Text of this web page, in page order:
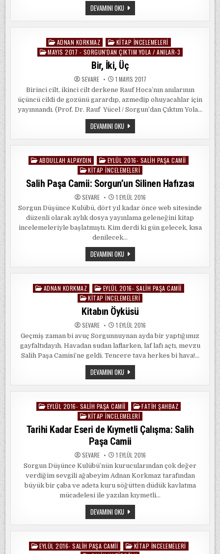
DEVAMINI OKUKITAP
İNCELEMESI:
“SORGUN’DAN
ÇIKTIM
–
ANILAR
3″
/
RAUF
YÜCEL
Posted
in
ADNAN KORKMAZ
KITAP İNCELEMELERI
MAYIS 2017 - SORGUN'DAN ÇIKTIM YOLA / ANILAR-3
Bir, İki, Üç
SEVARE 1 MAYIS 2017
Birinci cilt, ikinci cilt derkene Rauf Hoca’nın anılarının
üçüncü cildi de gozünü garardıp, azmedip ohuyacahlar için
yayınnandı. (Prof. Dr. Rauf Yücel / Sorgun’dan Çıktım Yola…
DEVAMINI OKUBIR,
İKI,
ÜÇ
Posted
ABDULLAH ALPAYDIN
EYLÜL 2016- SALIH PAŞA CAMII
KITAP İNCELEMELERI
Salih Paşa Camii: Sorgun’un Silinen Hafızası
SEVARE 1 EYLÜL 2016
Sorgun Düşünce Kulübü, dört yıl kadar önce web sitesinde
düzenli olarak aylık dosya yayınlama geleneğini kitap
incelemeleriyle başlatmıştı. Kim derdi ki gün gelecek, kısa
denilecek…
DEVAMINI OKUSALIH
PAŞA
CAMII:
SORGUN’UN
HAFIZASI
Posted
ADNAN KORKMAZ
EYLÜL 2016- SALIH PAŞA CAMII
KITAP İNCELEMELERI
Kitabın Öyküsü
SEVARE 1 EYLÜL 2016
Geçmiş zaman bi avuç Sorgunnuynan ayda bir yaptığımız
gayfaltıdayıh. Havadan sudan laflarken, laf lafı açtı, mevzu
Salih Paşa Camisi’ne geldi. Tencere tava herkes bi hava!…
DEVAMINI OKUKITABIN
ÖYKÜSÜ
Posted
EYLÜL 2016- SALIH PAŞA CAMII
FATIH ŞAHBAZ
KITAP İNCELEMELERI
Tarihi Kadar Eseri de Kıymetli Çalışma: Salih
Paşa Camii
SEVARE 1 EYLÜL 2016
Sorgun Düşünce Kulübü’nün kurucularından çok değer
verdiğim sevgili ağabeyim Adnan Korkmaz tarafından
büyük bir çaba ve adeta kuru söğütten düdük kavlatma
mücadelesi ile yazılan kıymetli…
DEVAMINI OKUTARIHI
KADAR
ESERI
DE
ÇALIŞMA:
SALIH
Posted
EYLÜL 2016- SALIH PAŞA CAMII
KITAP İNCELEMELERI